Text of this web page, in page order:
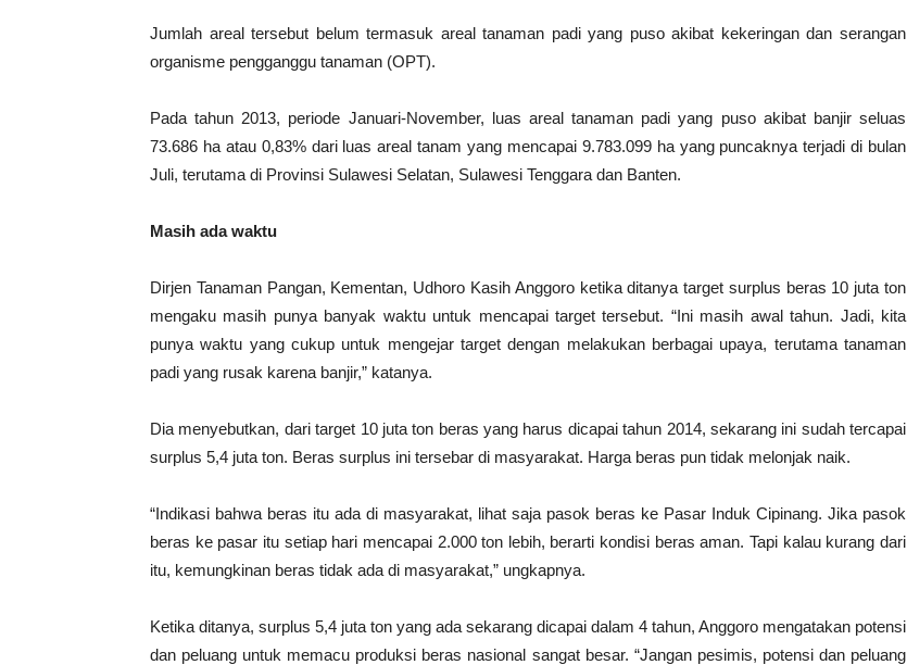
Jumlah areal tersebut belum termasuk areal tanaman padi yang puso akibat kekeringan dan serangan
organisme pengganggu tanaman (OPT).
Pada tahun 2013, periode Januari-November, luas areal tanaman padi yang puso akibat banjir seluas
73.686 ha atau 0,83% dari luas areal tanam yang mencapai 9.783.099 ha yang puncaknya terjadi di bulan
Juli, terutama di Provinsi Sulawesi Selatan, Sulawesi Tenggara dan Banten.
Masih ada waktu
Dirjen Tanaman Pangan, Kementan, Udhoro Kasih Anggoro ketika ditanya target surplus beras 10 juta ton
mengaku masih punya banyak waktu untuk mencapai target tersebut. “Ini masih awal tahun. Jadi, kita
punya waktu yang cukup untuk mengejar target dengan melakukan berbagai upaya, terutama tanaman
padi yang rusak karena banjir,” katanya.
Dia menyebutkan, dari target 10 juta ton beras yang harus dicapai tahun 2014, sekarang ini sudah tercapai
surplus 5,4 juta ton. Beras surplus ini tersebar di masyarakat. Harga beras pun tidak melonjak naik.
“Indikasi bahwa beras itu ada di masyarakat, lihat saja pasok beras ke Pasar Induk Cipinang. Jika pasok
beras ke pasar itu setiap hari mencapai 2.000 ton lebih, berarti kondisi beras aman. Tapi kalau kurang dari
itu, kemungkinan beras tidak ada di masyarakat,” ungkapnya.
Ketika ditanya, surplus 5,4 juta ton yang ada sekarang dicapai dalam 4 tahun, Anggoro mengatakan potensi
dan peluang untuk memacu produksi beras nasional sangat besar. “Jangan pesimis, potensi dan peluang